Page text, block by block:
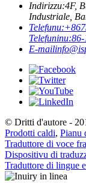
Indirizzu:4F,
Industriale,
Telefunu:
Telefuninu:86-
E-mail
© Dritti d'autore -
Prodotti caldi, Pianu
Traduttore di voce
Dispositivu di
Traduttore di lingue